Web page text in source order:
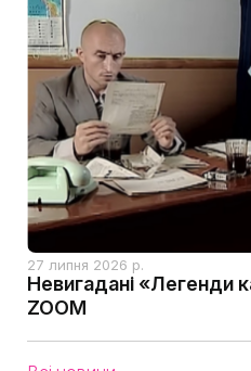
27 липня 2026 р.
Невигадані «Легенди
ZOOM